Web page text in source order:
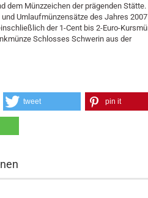
dem Münzzeichen der prägenden Stätte.
Umlaufmünzensätze des Jahres 2007
der 1-Cent bis 2-Euro-
Schlosses Schwerin aus der
tweet pin it